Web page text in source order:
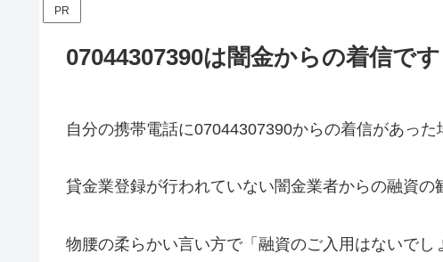
PR
07044307390は闇金からの着信です
自分の携帯電話に07044307390からの着信があった
貸金業登録が行われていない闇金業者からの融資の
物腰の柔らかい言い方で「融資のご入用はないで